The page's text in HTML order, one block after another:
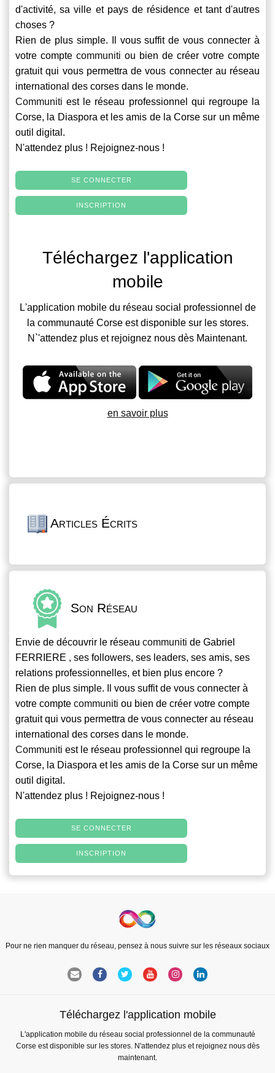
d'activité, sa ville et pays de résidence et tant d'autres
choses ?
Rien de plus simple. Il vous suffit de vous connecter à
votre compte communiti ou bien de créer votre compte
gratuit qui vous permettra de vous connecter au réseau
international des corses dans le monde.
Communiti est le réseau professionnel qui regroupe la
Corse, la Diaspora et les amis de la Corse sur un même
outil digital.
N'attendez plus ! Rejoignez-nous !
SE CONNECTER
INSCRIPTION
Téléchargez l'application
mobile
L'application mobile du réseau social professionnel de
la communauté Corse est disponible sur les stores.
N`'attendez plus et rejoignez nous dès Maintenant.
en savoir plus
Articles Écrits
Son Réseau
Envie de découvrir le réseau communiti de Gabriel
FERRIERE , ses followers, ses leaders, ses amis, ses
relations professionnelles, et bien plus encore ?
Rien de plus simple. Il vous suffit de vous connecter à
votre compte communiti ou bien de créer votre compte
gratuit qui vous permettra de vous connecter au réseau
international des corses dans le monde.
Communiti est le réseau professionnel qui regroupe la
Corse, la Diaspora et les amis de la Corse sur un même
outil digital.
N'attendez plus ! Rejoignez-nous !
SE CONNECTER
INSCRIPTION
Pour ne rien manquer du réseau, pensez à nous suivre sur les réseaux sociaux
Téléchargez l'application mobile
L'application mobile du réseau social professionnel de la communauté
Corse est disponible sur les stores. N'attendez plus et rejoignez nous dès
maintenant.